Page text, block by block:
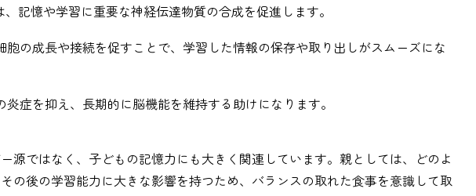
記憶や学習に重要な神経伝達物質の合成を促進します。
胞の成長や接続を促すことで、学習した情報の保存や取り出しがスムーズにな
症を抑え、長期的に脳機能を維持する助けになります。
源ではなく、子どもの記憶力にも大きく関連しています。親としては、どのよ
の後の学習能力に大きな影響を持つため、バランスの取れた食事を意識して取